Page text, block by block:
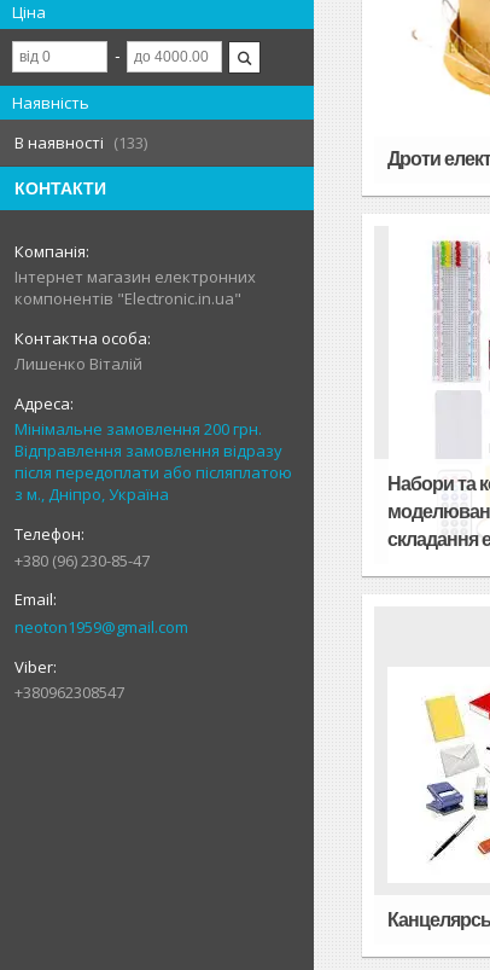
Ціна
Наявність
В наявності
133
КОНТАКТИ
Інтернет магазин електронних
компонентів "Electronic.in.ua"
Лишенко Віталій
Мінімальне замовлення 200 грн.
Відправлення замовлення відразу
після передоплати або післяплатою
з м., Дніпро, Україна
+380 (96) 230-85-47
neoton1959@gmail.com
+380962308547
Дроти
Набори та
складання